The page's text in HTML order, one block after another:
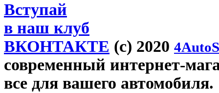
Вступай
в наш клуб
ВКОНТАКТЕ (c) 2020
современный интернет-
все для вашего автомобиля.